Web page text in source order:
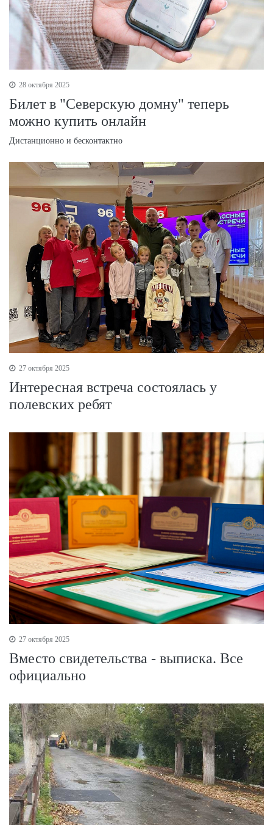
28 октября 2025
Билет в "Северскую домну" теперь
можно купить онлайн
Дистанционно и бесконтактно
27 октября 2025
Интересная встреча состоялась у
полевских ребят
27 октября 2025
Вместо свидетельства - выписка. Все
официально